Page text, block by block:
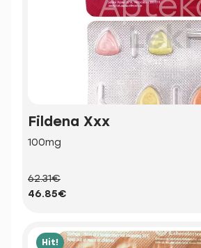
Fildena Xxx
100mg
62.31€
46.85€
Hit!